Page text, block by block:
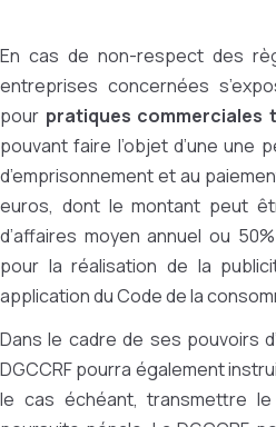
En cas de non-respect des
entreprises concernées
pour pratiques commerciales
pouvant faire l’objet d’une une
d’emprisonnement et au
euros, dont le montant peut
d’affaires moyen annuel ou
pour la réalisation de la
application du Code de la
Dans le cadre de ses pouvoirs
DGCCRF pourra également
le cas échéant, transmettre